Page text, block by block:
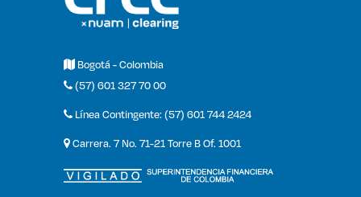
Bogotá - Colombia
(57) 601 327 70 00
Línea Contingente: (57) 601 744 2424
Carrera. 7 No. 71-21 Torre B Of. 1001